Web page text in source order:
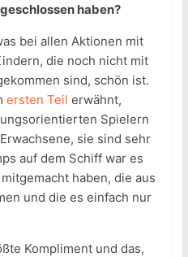
haben?
bei allen Aktionen mit
die noch nicht mit
sind, schön ist.
ersten Teil erwähnt,
Spielern
sie sind sehr
auf dem Schiff war es
haben, die aus
und die es einfach nur
Kompliment und das,